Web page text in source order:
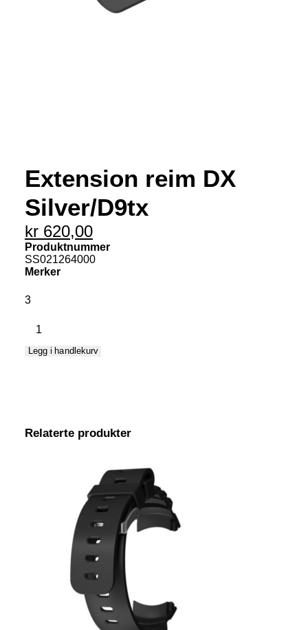
Extension reim DX
Silver/D9tx
kr 620,00
Produktnummer
SS021264000
Merker
3
Extension
DX
Legg i handlekurv
Relaterte produkter